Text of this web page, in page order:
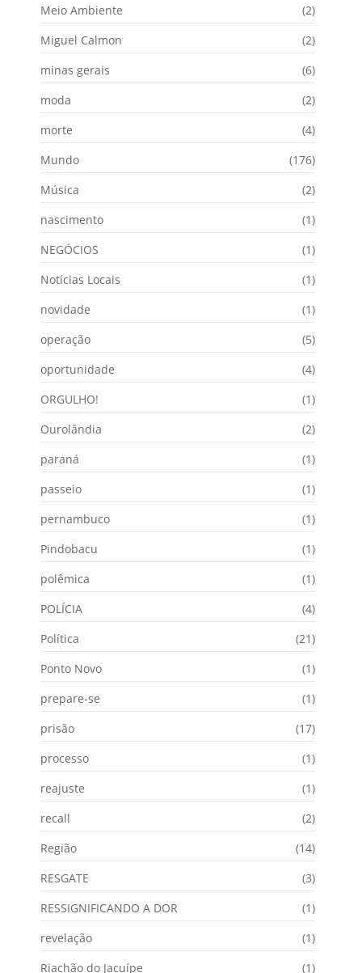
Meio Ambiente
(2)
Miguel Calmon
(2)
minas gerais
(6)
moda
(2)
morte
(4)
Mundo
(176)
Música
(2)
nascimento
(1)
NEGÓCIOS
(1)
Notícias Locais
(1)
novidade
(1)
operação
(5)
oportunidade
(4)
ORGULHO!
(1)
Ourolândia
(2)
paraná
(1)
passeio
(1)
pernambuco
(1)
Pindobacu
(1)
polêmica
(1)
POLÍCIA
(4)
Política
(21)
Ponto Novo
(1)
prepare-se
(1)
prisão
(17)
processo
(1)
reajuste
(1)
recall
(2)
Região
(14)
RESGATE
(3)
RESSIGNIFICANDO A DOR
(1)
revelação
(1)
Riachão do Jacuípe
(1)